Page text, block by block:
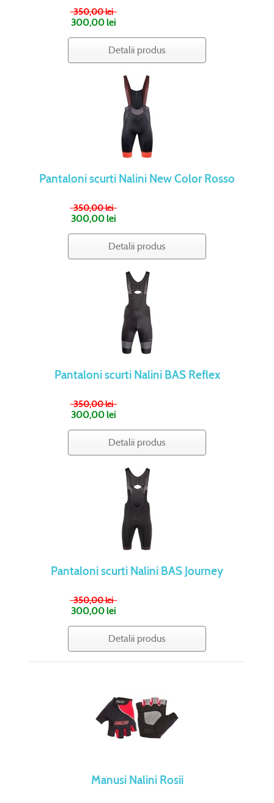
350,00 lei
300,00 lei
Detalii produs
Pantaloni scurti Nalini New Color Rosso
350,00 lei
300,00 lei
Detalii produs
Pantaloni scurti Nalini BAS Reflex
350,00 lei
300,00 lei
Detalii produs
Pantaloni scurti Nalini BAS Journey
350,00 lei
300,00 lei
Detalii produs
Manusi Nalini Rosii